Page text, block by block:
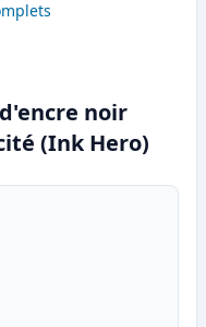
noir
(Ink Hero)